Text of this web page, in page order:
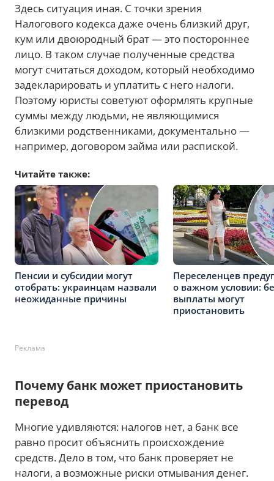
Здесь ситуация иная. С точки зрения
Налогового кодекса даже очень близкий друг,
кум или двоюродный брат — это постороннее
лицо. В таком случае полученные средства
могут считаться доходом, который необходимо
задекларировать и уплатить с него налоги.
Поэтому юристы советуют оформлять крупные
суммы между людьми, не являющимися
близкими родственниками, документально —
например, договором займа или распиской.
Читайте также:
Пенсии и субсидии могут
отобрать: украинцам назвали
неожиданные причины
Переселенцев
о важном условии:
выплаты могут
приостановить
Реклама
Почему банк может приостановить
перевод
Многие удивляются: налогов нет, а банк все
равно просит объяснить происхождение
средств. Дело в том, что банк проверяет не
налоги, а возможные риски отмывания денег.